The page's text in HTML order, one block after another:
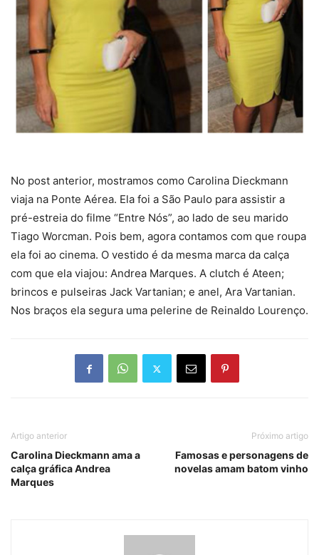
No post anterior, mostramos como Carolina Dieckmann
viaja na Ponte Aérea. Ela foi a São Paulo para assistir a
pré-estreia do filme “Entre Nós”, ao lado de seu marido
Tiago Worcman. Pois bem, agora contamos com que roupa
ela foi ao cinema. O vestido é da mesma marca da calça
com que ela viajou: Andrea Marques. A clutch é Ateen;
brincos e pulseiras Jack Vartanian; e anel, Ara Vartanian.
Nos braços ela segura uma pelerine de Reinaldo Lourenço.
Artigo anterior
Carolina Dieckmann ama a
calça gráfica Andrea
Marques
Próximo artigo
Famosas e personagens de
novelas amam batom vinho